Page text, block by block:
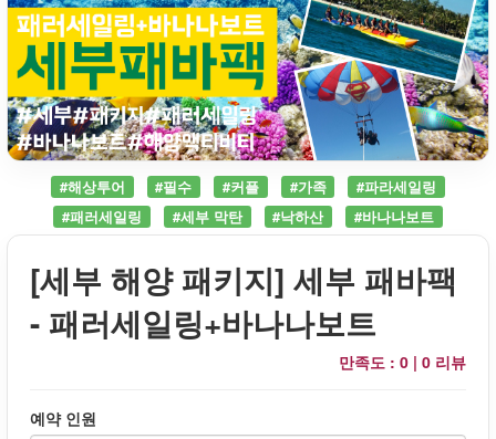
#해상투어 #필수 #커플 #가족
#파라세일링
#패러세일링
#세부 막탄 #낙하산 #바나나보트
[세부 해양 패키지] 세부 패바팩
- 패러세일링+바나나보트
만족도 : 0 | 0 리뷰
예약 인원